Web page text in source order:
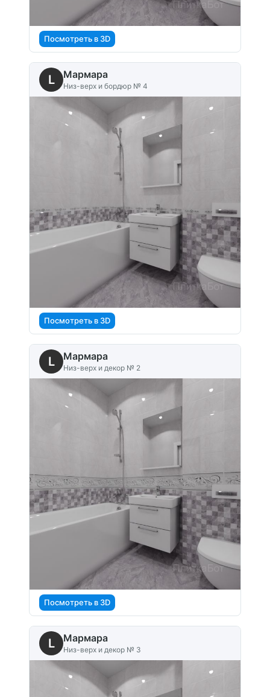
Посмотреть в 3D
L Мармара
Низ-верх и бордюр № 4
Посмотреть в 3D
L Мармара
Низ-верх и декор № 2
Посмотреть в 3D
L Мармара
Низ-верх и декор № 3